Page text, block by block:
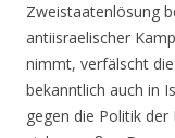
Zweistaatenlösung
antiisraelischer
nimmt, verfälscht
bekanntlich auch in
gegen die Politik